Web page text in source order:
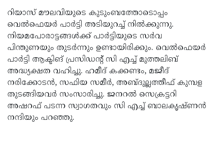
റിയാസ് മൗലവിയുടെ കുടുംബത്തോടൊപ്പം
വെൽഫെയർ പാർട്ടി അടിയുറച്ച് നിൽക്കുന്നു.
നിയമപോരാട്ടങ്ങൾക്ക് പാർട്ടിയുടെ സർവ
പിന്തുണയും തുടർന്നും ഉണ്ടായിരിക്കും. വെൽഫെയർ
പാർട്ടി ആക്ടിങ് പ്രസിഡന്റ് സി എച്ച് മുത്തലിബ്
അദ്ധ്യക്ഷത വഹിച്ചു. ഹമീദ് കക്കണ്ടം, മജീദ്
നരിക്കോടൻ, സഫിയ സമീർ, അബ്ദുല്ലത്തീഫ് കുമ്പള
തുടങ്ങിയവർ സംസാരിച്ചു. ജനറൽ സെക്രട്ടറി
അഷറഫ് പടന്ന സ്വാഗതവും സി എച്ച് ബാലകൃഷ്ണൻ
നന്ദിയും പറഞ്ഞു.